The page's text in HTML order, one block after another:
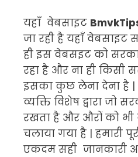
यहाँ वेबसाइट
जा रही है यहाँ वेबसाइट
ही इस वेबसइट को
रहा है और ना ही किसी
इसका कुछ लेना देना है |
व्यक्ति विशेष द्वारा जो
रखता है और औरों को भी
चलाया गया है | हमारी
एकदम सही जानकारी